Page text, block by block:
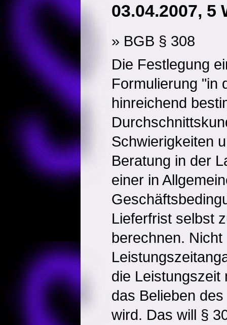
03.04.2007, 5
» BGB § 308
Die Festlegung
Formulierung "in
hinreichend
Schwierigkeiten
Beratung in der
einer in
Lieferfrist selbst
berechnen.
die Leistungszeit
das Belieben
wird. Das will §